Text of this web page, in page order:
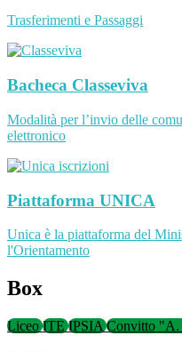
Trasferimenti e Passaggi
Bacheca Classeviva
Modalità per l’invio delle
elettronico
Piattaforma UNICA
Unica è la piattaforma del
l'Orientamento
Box
LiceoITEIPSIAConvitto